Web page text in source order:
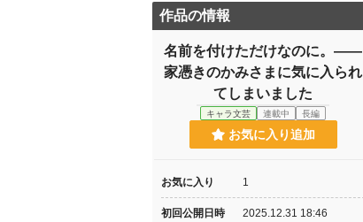
作品の情報
名前を付けただけなのに。――
家憑きのかみさまに気に入られ
てしまいました
キャラ文芸 連載中 長編
お気に入り追加
お気に入り 1
初回公開日時 2025.12.31 18:46